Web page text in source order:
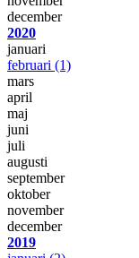
december
2020
januari
februari (1)
mars
april
maj
juni
juli
augusti
september
oktober
november
december
2019